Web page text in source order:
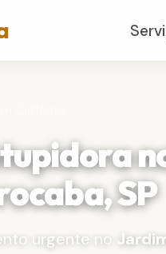
SP
urgente no